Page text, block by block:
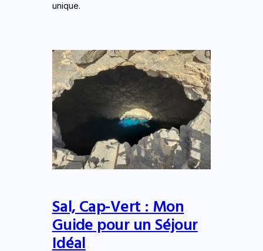
unique.
Sal, Cap-Vert : Mon
Guide pour un Séjour
Idéal